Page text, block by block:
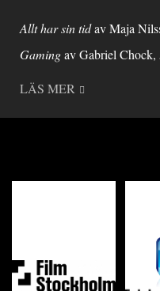
Allt har sin tidav Maja
Gamingav Gabriel Chock,
LÄS MER